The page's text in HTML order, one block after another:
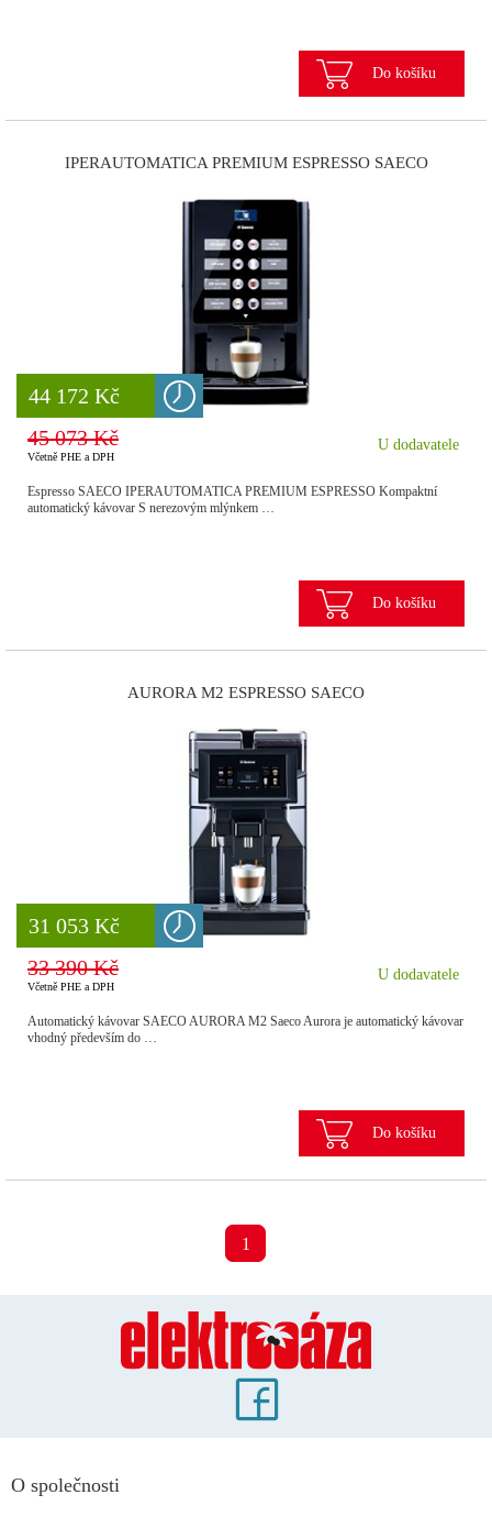
Do košíku
8 777 Kč
44 172 Kč
IPERAUTOMATICA PREMIUM ESPRESSO SAECO
45 073 Kč
Včetně PHE a DPH
U dodavatele
Espresso SAECO IPERAUTOMATICA PREMIUM ESPRESSO Kompaktní
automatický kávovar S nerezovým mlýnkem …
Do košíku
8 777 Kč
31 053 Kč
AURORA M2 ESPRESSO SAECO
33 390 Kč
Včetně PHE a DPH
U dodavatele
Automatický kávovar SAECO AURORA M2 Saeco Aurora je automatický kávovar
vhodný především do …
Do košíku
1
O společnosti